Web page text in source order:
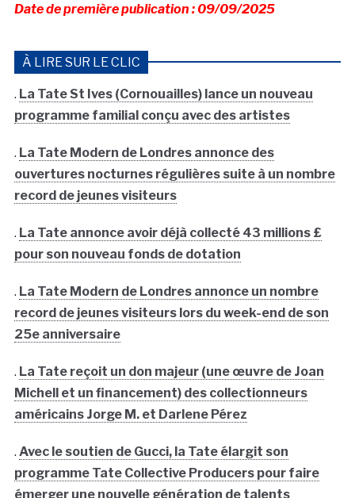
Date de première publication : 09/09/2025
À LIRE SUR LE CLIC
. La Tate St Ives (Cornouailles) lance un nouveau
programme familial conçu avec des artistes
. La Tate Modern de Londres annonce des
ouvertures nocturnes régulières suite à un nombre
record de jeunes visiteurs
. La Tate annonce avoir déjà collecté 43 millions £
pour son nouveau fonds de dotation
. La Tate Modern de Londres annonce un nombre
record de jeunes visiteurs lors du week-end de son
25e anniversaire
. La Tate reçoit un don majeur (une œuvre de Joan
Michell et un financement) des collectionneurs
américains Jorge M. et Darlene Pérez
. Avec le soutien de Gucci, la Tate élargit son
programme Tate Collective Producers pour faire
émerger une nouvelle génération de talents